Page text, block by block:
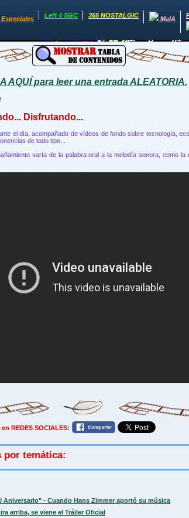
Especiales Left 4 SGC 365 NOSTALGIC MaIA
AQUÍ para leer una entrada ALEATORIA.
Disfrutando...
el día, acompañado de vídeos de fondo sobre tecnología,
de todo tipo...
varía de la palabra oral a la melodía sonora, como
en REDES SOCIALES:
por temática:
Aniversario" - Cuando Hans Zimmer aportó su música
arriba, se viene el Tráiler Oficial